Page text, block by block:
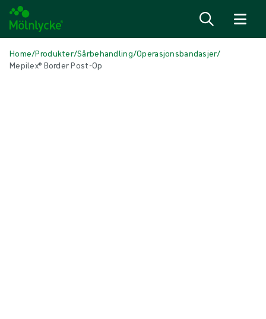
Home/Produkter/Sårbehandling/Operasjonsbandasjer/
Mepilex® Border Post-Op